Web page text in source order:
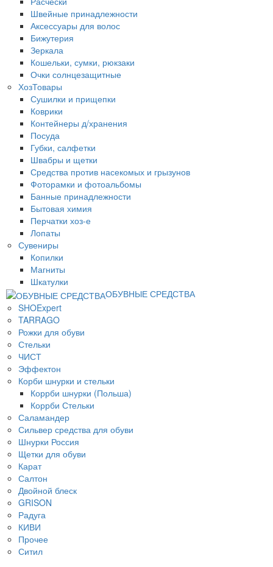
Швейные принадлежности
Аксессуары для волос
Бижутерия
Зеркала
Кошельки, сумки, рюкзаки
Очки солнцезащитные
ХозТовары
Сушилки и прищепки
Коврики
Контейнеры д/хранения
Посуда
Губки, салфетки
Швабры и щетки
Средства против насекомых и грызунов
Фоторамки и фотоальбомы
Банные принадлежности
Бытовая химия
Перчатки хоз-е
Лопаты
Сувениры
Копилки
Магниты
Шкатулки
ОБУВНЫЕ СРЕДСТВА
SHOExpert
TARRAGO
Рожки для обуви
Стельки
ЧИСТ
Эффектон
Корби шнурки и стельки
Коррби шнурки (Польша)
Коррби Стельки
Саламандер
Сильвер средства для обуви
Шнурки Россия
Щетки для обуви
Карат
Салтон
Двойной блеск
GRISON
Радуга
КИВИ
Прочее
Ситил